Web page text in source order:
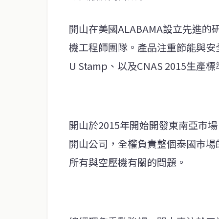
開山在美國ALABAMA設立先進的
機工程師團隊。產品注重節能與
U Stamp、以及CNAS 2015生產
開山於2015年開始開發東南亞市
開山公司，全權負責整個泰國市
所有與空壓機有關的問題。